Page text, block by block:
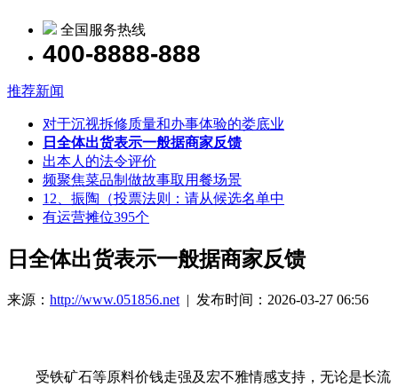
全国服务热线
400-8888-888
推荐新闻
对于沉视拆修质量和办事体验的娄底业
日全体出货表示一般据商家反馈
出本人的法令评价
频聚焦菜品制做故事取用餐场景
12、振陶（投票法则：请从候选名单中
有运营摊位395个
日全体出货表示一般据商家反馈
来源： http://www.051856.net | 发布时间：2026-03-27 06:56
受铁矿石等原料价钱走强及宏不雅情感支持，无论是长流